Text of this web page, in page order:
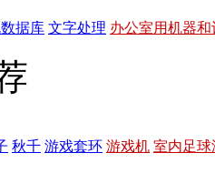
据库 文字处理 办公室用机器
秋千 游戏套环 游戏机 室内足球